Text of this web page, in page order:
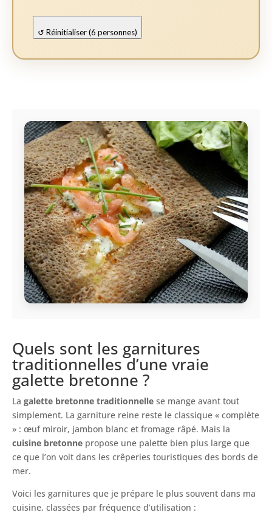
↺ Réinitialiser (6 personnes)
Quels sont les garnitures
traditionnelles d’une vraie
galette bretonne ?
La galette bretonne traditionnelle se mange avant tout
simplement. La garniture reine reste le classique « complète
» : œuf miroir, jambon blanc et fromage râpé. Mais la
cuisine bretonne propose une palette bien plus large que
ce que l’on voit dans les crêperies touristiques des bords de
mer.
Voici les garnitures que je prépare le plus souvent dans ma
cuisine, classées par fréquence d’utilisation :